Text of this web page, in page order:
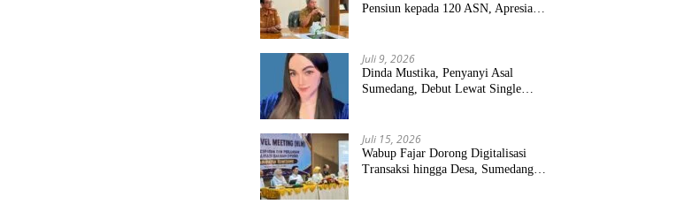
Pensiun kepada 120 ASN, Apresiasi
Juli 9, 2026
Dinda Mustika, Penyanyi Asal
Sumedang, Debut Lewat Single
Juli 15, 2026
Wabup Fajar Dorong Digitalisasi
Transaksi hingga Desa, Sumedang